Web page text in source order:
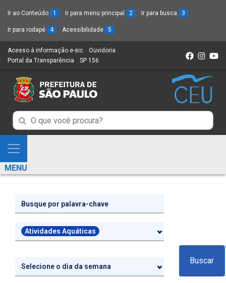
Ir ao Conteúdo 1 Ir para menu principal 2 Ir para busca 3
Ir para rodapé 4 Acessibilidade 5
Acesso à informação e-sic (Link
para
novo
sítio)
Ouvidoria
Portal da Transparência (Link
um
novo
SP 156
Campo
de
Busca
de
Campo
de
de
informações
Mostra
e
Esconde
Menu
MENU
Atividades Aquáticas
Selecione o dia da semana
Buscar